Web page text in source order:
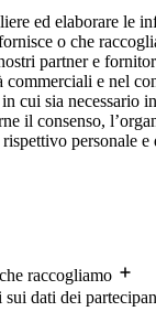
ed elaborare le
o che
partner e
e nel
cui sia necessario
il consenso,
personale e
raccogliamo
dati dei